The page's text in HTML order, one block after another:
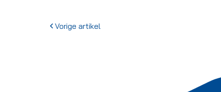
Vorige artikel